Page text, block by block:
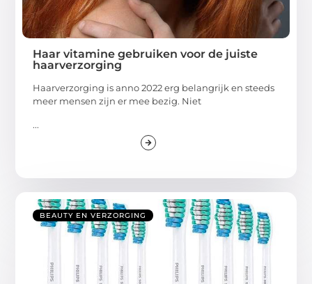
Haar vitamine gebruiken voor de juiste
haarverzorging
Haarverzorging is anno 2022 erg belangrijk en steeds
meer mensen zijn er mee bezig. Niet
...
BEAUTY EN VERZORGING